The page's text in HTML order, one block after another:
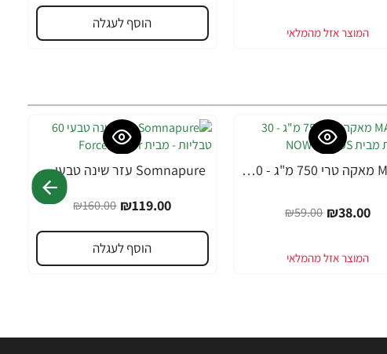
הוסף לעגלה
MACA מאקה טרי 750 מ"ג - 30 כמוסות מבית NOW FOODS
₪38.00
₪59.00
-26%
Somnapure עזר שינה טבעי 60 טבליות - מבית Force Factor
₪119.00
₪160.00
הוסף לעגלה